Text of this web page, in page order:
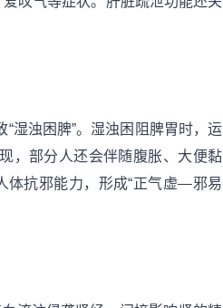
“湿浊困脾”。湿浊困阻脾胃时，运
，部分人还会伴随腹胀、大便黏
体抗邪能力，形成“正气虚—邪易